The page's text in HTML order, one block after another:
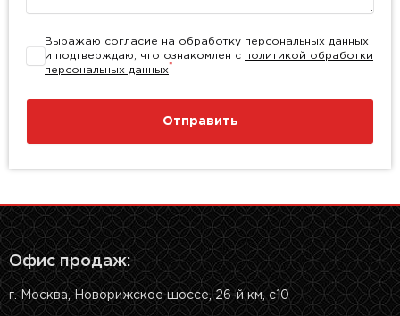
Выражаю согласие на обработку персональных данных
и подтверждаю, что ознакомлен с политикой обработки
персональных данных*
Отправить
Офис продаж:
г. Москва, Новорижское шоссе, 26-й км, с10